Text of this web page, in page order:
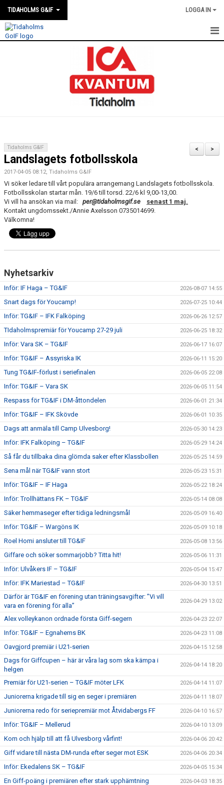
TIDAHOLMS G&IF LOGGA IN
FÖRENINGEN
SOUVENIRER
GAMLA GIFFS TORSDAGSTRÄFFAR
MATCHER
PLANSCHEMA
>
<
Tidaholms G&IF
Landslagets fotbollsskola
2017-04-05 08:12, Tidaholms G&IF
Vi söker ledare till vårt populära arrangemang Landslagets fotbollsskola.
Fotbollsskolan startar mån. 19/6 till torsd. 22/6 kl 9,00-13,00.
Vi vill ha ansökan via mail: per@tidaholmsgif.se
senast 1 maj.
Kontakt ungdomssekt./Annie Axelsson 0735014699.
Välkomna!
Nyhetsarkiv
Inför: IF Haga – TG&IF 2026-08-07 14:55
Snart dags för Youcamp! 2026-07-25 10:44
Inför: TG&IF – IFK Falköping 2026-06-26 12:57
TIdaholmspremiär för Youcamp 27-29 juli 2026-06-25 18:32
Inför: Vara SK – TG&IF 2026-06-17 16:07
Inför: TG&IF – Assyriska IK 2026-06-11 15:20
Tung TG&IF-förlust i seriefinalen 2026-06-05 22:08
Inför: TG&IF – Vara SK 2026-06-05 11:54
Respass för TG&IF i DM-åttondelen 2026-06-01 21:34
Inför: TG&IF – IFK Skövde 2026-06-01 10:35
Dags att anmäla till Camp Ulvesborg! 2026-05-30 14:23
Inför: IFK Falköping – TG&IF 2026-05-29 14:24
Så får du tillbaka dina glömda saker efter Klassbollen 2026-05-25 14:59
Sena mål när TG&IF vann stort 2026-05-23 15:31
Inför: TG&IF – IF Haga 2026-05-22 18:24
Inför: Trollhättans FK – TG&IF 2026-05-14 08:08
Säker hemmaseger efter tidiga ledningsmål 2026-05-09 16:40
Inför: TG&IF – Wargöns IK 2026-05-09 10:18
Roel Homi ansluter till TG&IF 2026-05-08 13:56
Giffare och söker sommarjobb? Titta hit! 2026-05-06 11:31
Inför: Ulvåkers IF – TG&IF 2026-05-04 15:47
Inför: IFK Mariestad – TG&IF 2026-04-30 13:51
Därför är TG&IF en förening utan träningsavgifter: ”Vi vill
vara en förening för alla”
2026-04-29 13:02
Alex volleykanon ordnade första Giff-segern 2026-04-23 22:07
Inför: TG&IF – Egnahems BK 2026-04-23 11:08
Oavgjord premiär i U21-serien 2026-04-15 12:58
Dags för Giffcupen – här är våra lag som ska kämpa i
helgen
2026-04-14 18:20
Premiär för U21-serien – TG&IF möter LFK 2026-04-14 11:07
Juniorerna krigade till sig en seger i premiären 2026-04-11 18:07
Juniorerna redo för seriepremiär mot Åtvidabergs FF 2026-04-10 16:57
Inför: TG&IF – Mellerud 2026-04-10 13:09
Kom och hjälp till att få Ulvesborg vårfint! 2026-04-06 20:42
Giff vidare till nästa DM-runda efter seger mot ESK 2026-04-06 20:34
Inför: Ekedalens SK – TG&IF 2026-04-05 15:34
En Giff-poäng i premiären efter stark upphämtning 2026-04-03 18:35